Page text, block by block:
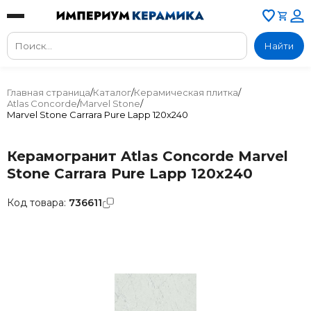
Найти
Главная страница/Каталог/Керамическая плитка/
Atlas Concorde/Marvel Stone/
Marvel Stone Carrara Pure Lapp 120x240
Керамогранит Atlas Concorde Marvel
Stone Carrara Pure Lapp 120x240
Код товара: 736611